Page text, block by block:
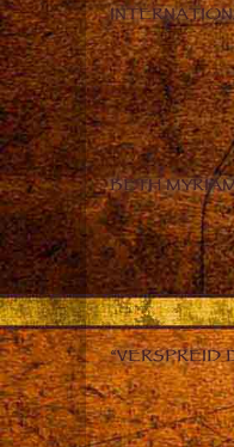
BETH
“VERSPREID